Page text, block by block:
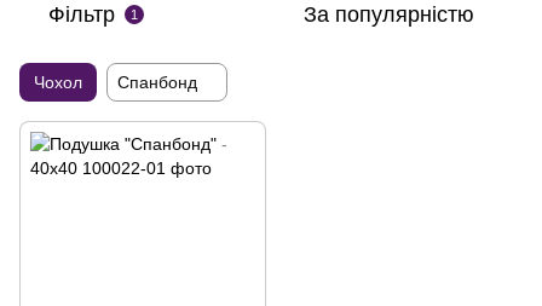
Фільтр 1 За популярністю
Чохол Спанбонд